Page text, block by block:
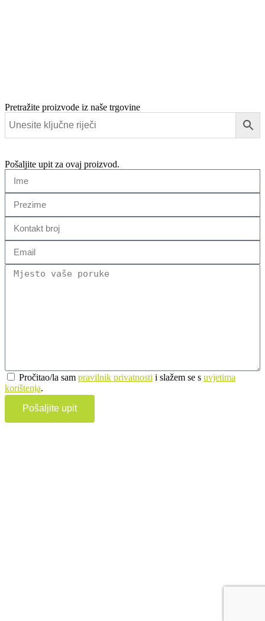
Pretražite proizvode iz naše trgovine
Pošaljite upit za ovaj proizvod.
Pročitao/la sam pravilnik privatnosti i slažem se s uvjetima
korištenja.
Pošaljite upit